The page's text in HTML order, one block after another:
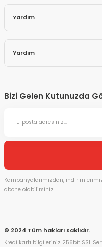
Yardım
Yardım
Bizi Gelen Kutunuzda
Kampanyalarımızdan,
abone olabilirsiniz.
© 2024 Tüm hakları saklıdır.
Kredi kartı bilgileriniz 256bit SSL